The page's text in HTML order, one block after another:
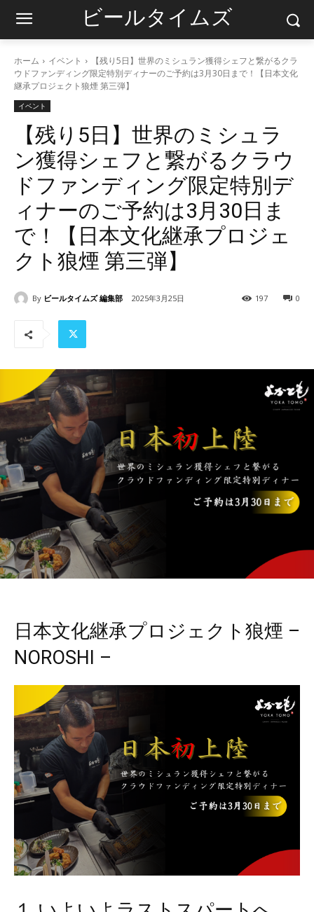
ビールタイムズ
ホーム イベント
【残り5日】世界のミシュラン獲得シェフと繋がるクラ
ウドファンディング限定特別ディナーのご予約は3月30日まで！【日本文化
継承プロジェクト狼煙 第三弾】
イベント
【残り5日】世界のミシュラ
ン獲得シェフと繋がるクラウ
ドファンディング限定特別デ
ィナーのご予約は3月30日ま
で！【日本文化継承プロジェ
クト狼煙 第三弾】
By ビールタイムズ 編集部 2025年3月25日 0
197
日本文化継承プロジェクト狼煙 –
NOROSHI –